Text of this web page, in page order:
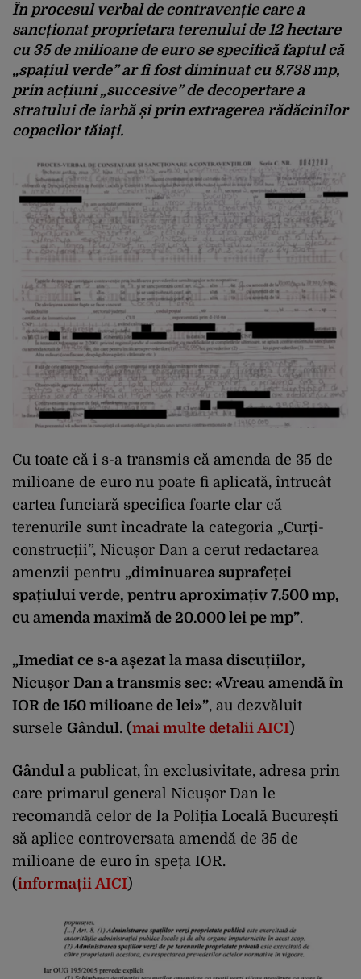
În procesul verbal de contravenție care a
sancționat proprietara terenului de 12 hectare
cu 35 de milioane de euro se specifică faptul că
„spațiul verde” ar fi fost diminuat cu 8.738 mp,
prin acțiuni „succesive” de decopertare a
stratului de iarbă și prin extragerea rădăcinilor
copacilor tăiați.
Cu toate că i s-a transmis că amenda de 35 de
milioane de euro nu poate fi aplicată, întrucât
cartea funciară specifica foarte clar că
terenurile sunt încadrate la categoria „Curți-
construcții”, Nicușor Dan a cerut redactarea
amenzii pentru „diminuarea suprafeței
spațiului verde, pentru aproximațiv 7.500 mp,
cu amenda maximă de 20.000 lei pe mp”.
„Imediat ce s-a așezat la masa discuțiilor,
Nicușor Dan a transmis sec: «Vreau amendă în
IOR de 150 milioane de lei»”, au dezvăluit
sursele Gândul. (mai multe detalii AICI)
Gândul a publicat, în exclusivitate, adresa prin
care primarul general Nicușor Dan le
recomandă celor de la Poliția Locală București
să aplice controversata amendă de 35 de
milioane de euro în speța IOR.
(informații AICI)